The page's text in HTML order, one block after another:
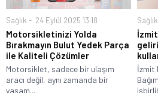
Sağlık 24 Eylül 2025 13:18
Motorsikletinizi Yolda
Bırakmayın Bulut Yedek Parça
ile Kaliteli Çözümler
Motorsiklet, sadece bir ulaşım
aracı değil, aynı zamanda bir
yaşam...
Sağlık
İzmit